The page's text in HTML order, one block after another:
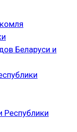
Беларуси и
Республики